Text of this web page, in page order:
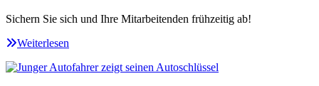
Sichern Sie sich und Ihre Mitarbeitenden frühzeitig ab!
Weiterlesen